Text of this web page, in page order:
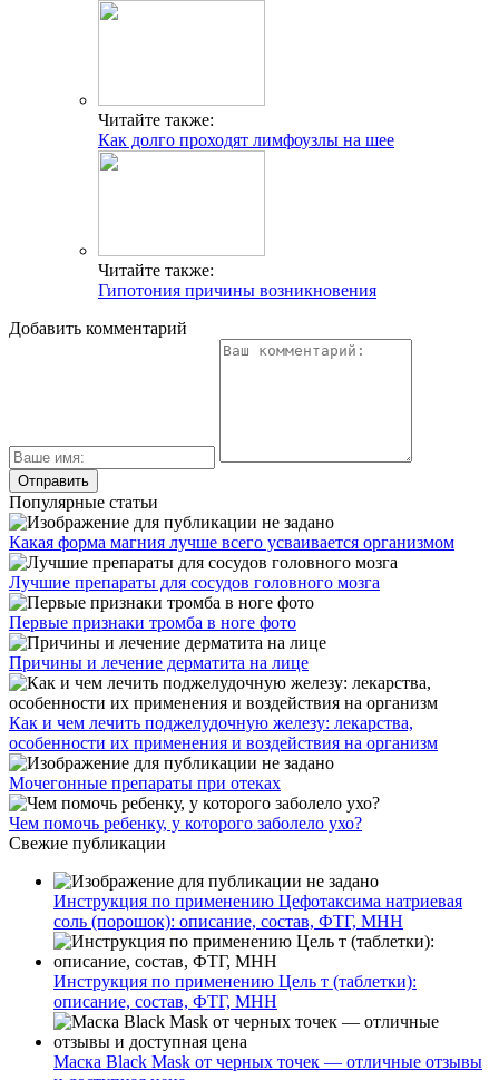
Читайте также:
Как долго проходят лимфоузлы на шее
Читайте также:
Гипотония причины возникновения
Добавить комментарий
Популярные статьи
Какая форма магния лучше всего усваивается организмом
Лучшие препараты для сосудов головного мозга
Первые признаки тромба в ноге фото
Причины и лечение дерматита на лице
Как и чем лечить поджелудочную железу: лекарства,
особенности их применения и воздействия на организм
Мочегонные препараты при отеках
Чем помочь ребенку, у которого заболело ухо?
Свежие публикации
Инструкция по применению Цефотаксима натриевая
соль (порошок): описание, состав, ФТГ, МНН
Инструкция по применению Цель т (таблетки):
описание, состав, ФТГ, МНН
Маска Black Mask от черных точек — отличные отзывы